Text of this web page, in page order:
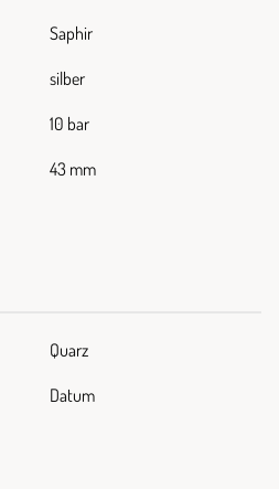
Saphir
silber
10 bar
43 mm
Quarz
Datum